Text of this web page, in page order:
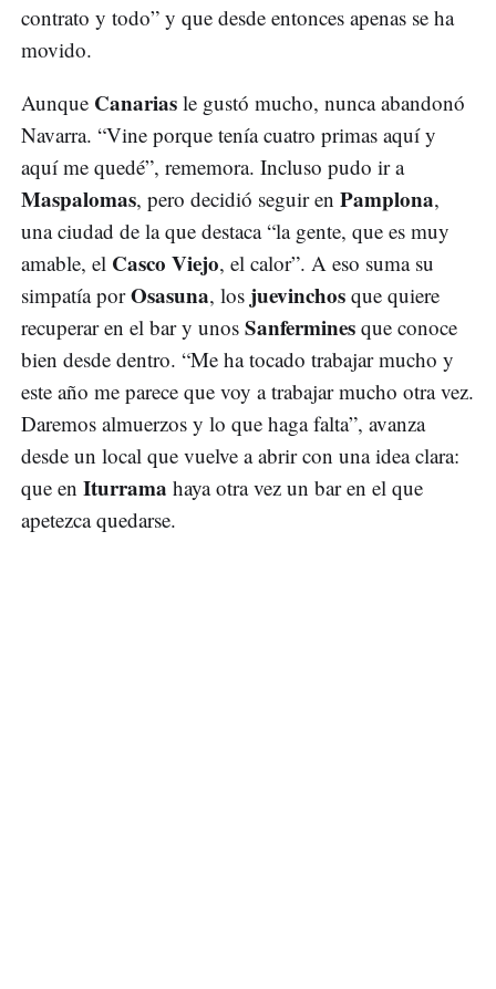
contrato y todo” y que desde entonces apenas se ha
movido.
Aunque Canarias le gustó mucho, nunca abandonó
Navarra. “Vine porque tenía cuatro primas aquí y
aquí me quedé”, rememora. Incluso pudo ir a
Maspalomas, pero decidió seguir en Pamplona,
una ciudad de la que destaca “la gente, que es muy
amable, el Casco Viejo, el calor”. A eso suma su
simpatía porOsasuna, los juevinchos que quiere
recuperar en el bar y unos Sanfermines que conoce
bien desde dentro. “Me ha tocado trabajar mucho y
este año me parece que voy a trabajar mucho otra vez.
Daremos almuerzos y lo que haga falta”, avanza
desde un local que vuelve a abrir con una idea clara:
que en Iturrama haya otra vez un bar en el que
apetezca quedarse.